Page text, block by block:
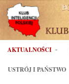
AKTUALNOŚCI
USTRÓJ I PAŃSTWO